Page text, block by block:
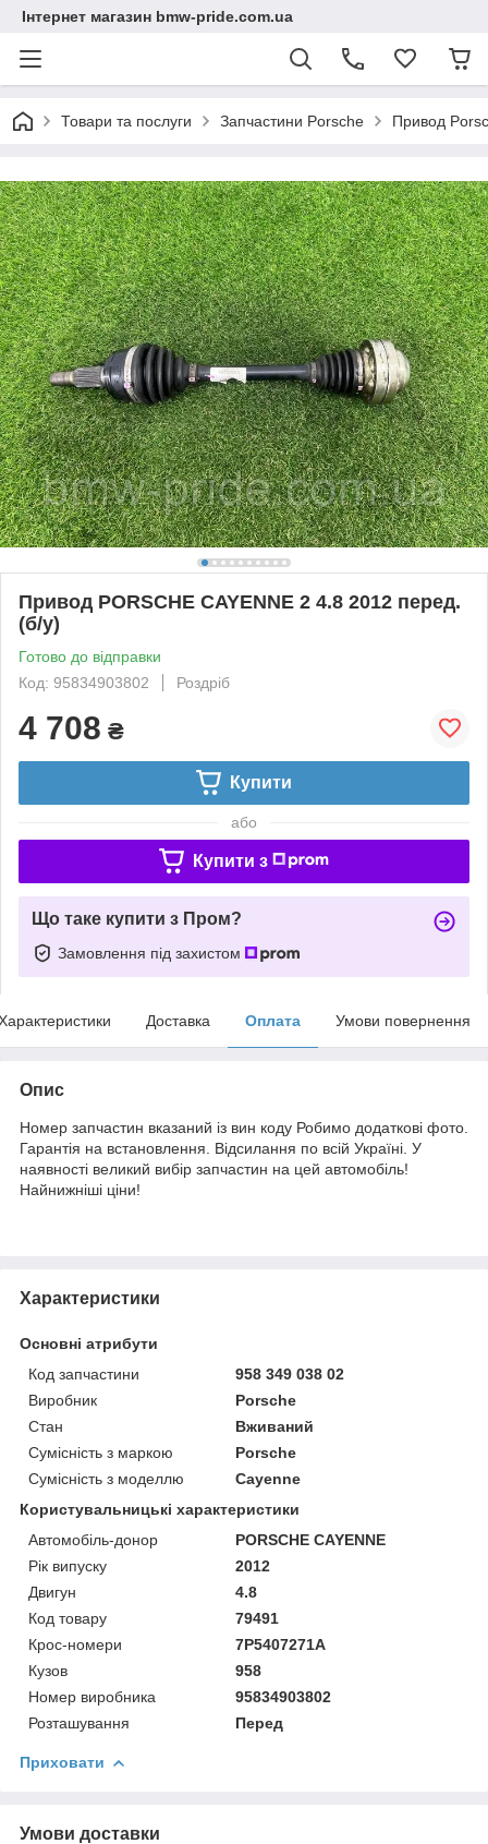
Інтернет магазин bmw-pride.com.ua
Товари та послуги Запчастини Porsche Привод
Привод PORSCHE CAYENNE 2 4.8 2012 перед.
(б/у)
Готово до відправки
Код: 95834903802
Роздріб
4 708 ₴
Купити
або
Купити з
Що таке купити з Пром?
Замовлення під захистом
Доставка Оплата Умови повернення
Опис
Номер запчастин вказаний із вин коду Робимо додаткові фото.
Гарантія на встановлення. Відсилання по всій Україні. У
наявності великий вибір запчастин на цей автомобіль!
Найнижніші ціни!
Характеристики
Основні атрибути
Код запчастини
958 349 038 02
Виробник
Porsche
Стан
Вживаний
Сумісність з маркою
Porsche
Сумісність з моделлю
Cayenne
Користувальницькі характеристики
Автомобіль-донор
PORSCHE CAYENNE
Рік випуску
2012
Двигун
4.8
Код товару
79491
Крос-номери
7P5407271A
Кузов
958
Номер виробника
95834903802
Розташування
Перед
Приховати
Умови доставки